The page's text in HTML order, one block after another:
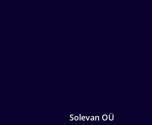
Solevan OÜ